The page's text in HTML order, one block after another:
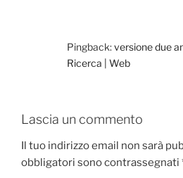
Pingback:versione due
Ricerca | Web
Lascia un commento
Il tuo indirizzo email non sarà
obbligatori sono contrassegnati